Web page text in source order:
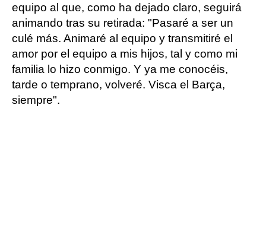
equipo al que, como ha dejado claro, seguirá
animando tras su retirada: "Pasaré a ser un
culé más. Animaré al equipo y transmitiré el
amor por el equipo a mis hijos, tal y como mi
familia lo hizo conmigo. Y ya me conocéis,
tarde o temprano, volveré. Visca el Barça,
siempre".